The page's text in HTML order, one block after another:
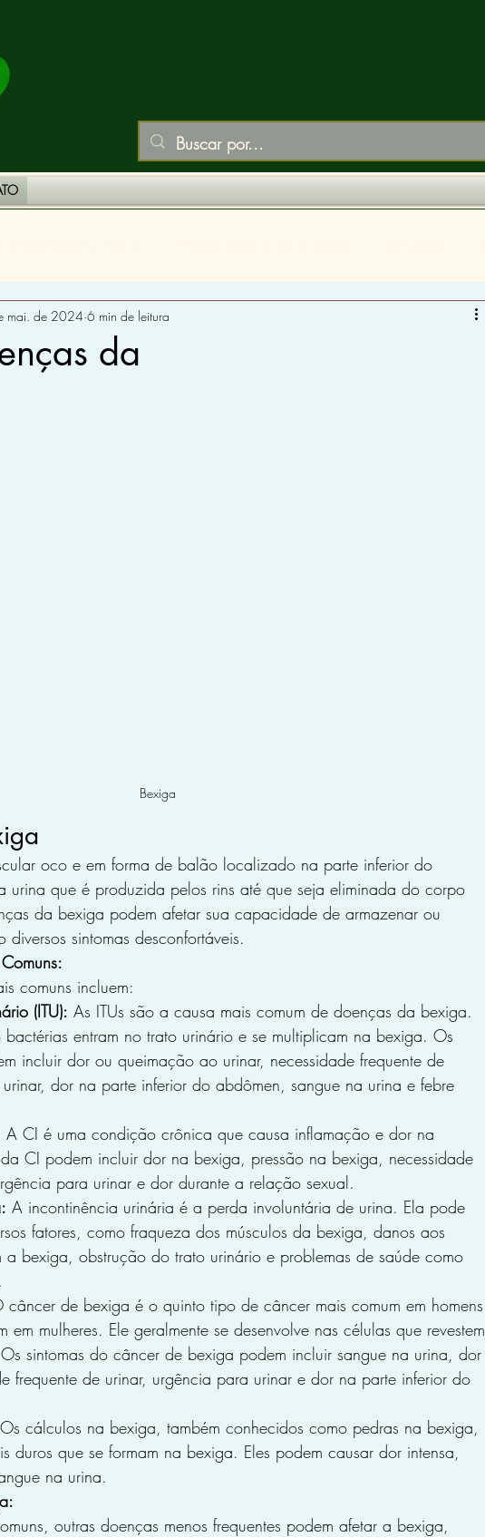
da
mai. de 2024 6 min de leitura
Bexiga
oco e em forma de balão localizado na parte inferior do
urina que é produzida pelos rins até que seja eliminada do corpo
da bexiga podem afetar sua capacidade de armazenar ou
sintomas desconfortáveis.
comuns incluem:
(ITU): As ITUs são a causa mais comum de doenças da bexiga.
bactérias entram no trato urinário e se multiplicam na bexiga. Os
incluir dor ou queimação ao urinar, necessidade frequente de
dor na parte inferior do abdômen, sangue na urina e febre
A CI é uma condição crônica que causa inflamação e dor na
CI podem incluir dor na bexiga, pressão na bexiga, necessidade
para urinar e dor durante a relação sexual.
A incontinência urinária é a perda involuntária de urina. Ela pode
fatores, como fraqueza dos músculos da bexiga, danos aos
a bexiga, obstrução do trato urinário e problemas de saúde como
câncer de bexiga é o quinto tipo de câncer mais comum em homens
em mulheres. Ele geralmente se desenvolve nas células que revestem
sintomas do câncer de bexiga podem incluir sangue na urina, dor
frequente de urinar, urgência para urinar e dor na parte inferior do
Os cálculos na bexiga, também conhecidos como pedras na bexiga,
duros que se formam na bexiga. Eles podem causar dor intensa,
na urina.
outras doenças menos frequentes podem afetar a bexiga,